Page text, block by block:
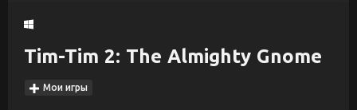
Tim-Tim 2: The Almighty Gnome
Мои игры